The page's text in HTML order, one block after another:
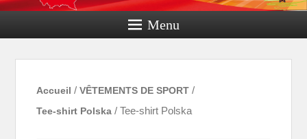
Menu
Accueil /VÊTEMENTS DE SPORT /
Tee-shirt Polska / Tee-shirt Polska